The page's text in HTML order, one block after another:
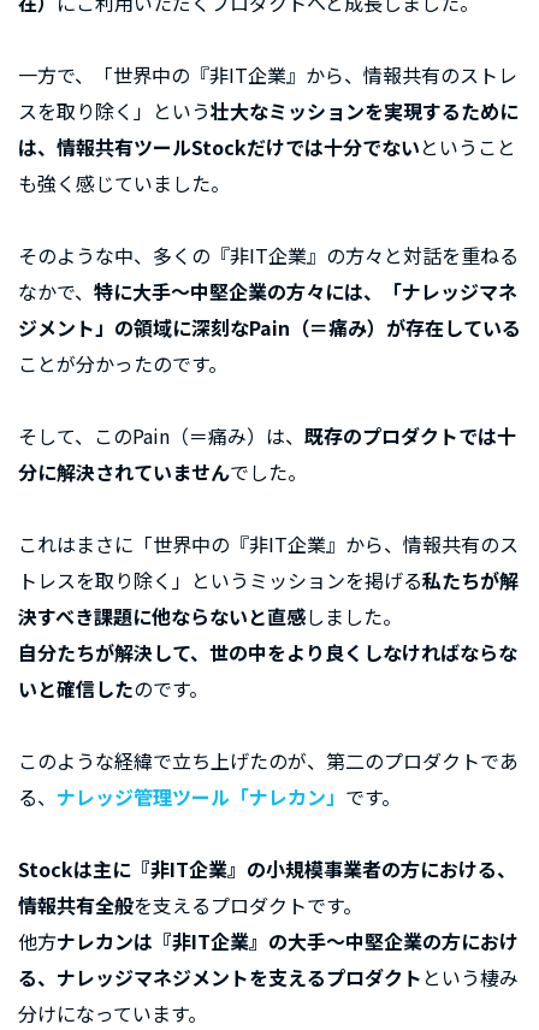
一方で、「世界中の『非IT企業』から、情報共有のストレ
スを取り除く」という壮大なミッションを実現するために
は、情報共有ツールStockだけでは十分でないということ
も強く感じていました。
そのような中、多くの『非IT企業』の方々と対話を重ねる
なかで、 特に大手〜中堅企業の方々には、「ナレッジマネ
ジメント」の領域に深刻なPain（＝痛み）が存在している
ことが分かったのです。
そして、このPain（＝痛み）は、 既存のプロダクトでは十
分に解決されていませんでした。
これはまさに「世界中の『非IT企業』から、情報共有のス
トレスを取り除く」というミッションを掲げる私たちが解
決すべき課題に他ならないと直感しました。
自分たちが解決して、世の中をより良くしなければならな
いと確信したのです。
このような経緯で立ち上げたのが、第二のプロダクトであ
る、 ナレッジ管理ツール「ナレカン」 です。
Stockは主に『非IT企業』の小規模事業者の方における、
情報共有全般を支えるプロダクトです。
他方ナレカンは『非IT企業』の大手〜中堅企業の方におけ
る、ナレッジマネジメントを支えるプロダクト という棲み
分けになっています。